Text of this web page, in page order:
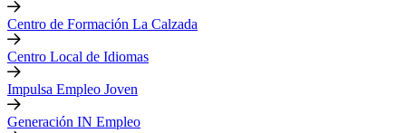
Centro de Formación La Calzada
Centro Local de Idiomas
Impulsa Empleo Joven
Generación IN Empleo